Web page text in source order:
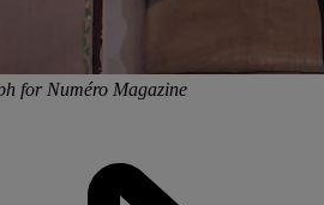
for Numéro Magazine